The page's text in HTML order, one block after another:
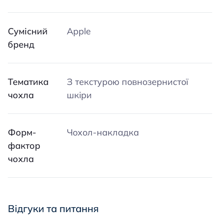
Сумісний
бренд
Apple
Тематика
чохла
З текстурою повнозернистої
шкіри
Форм-
фактор
чохла
Чохол-накладка
Відгуки та питання